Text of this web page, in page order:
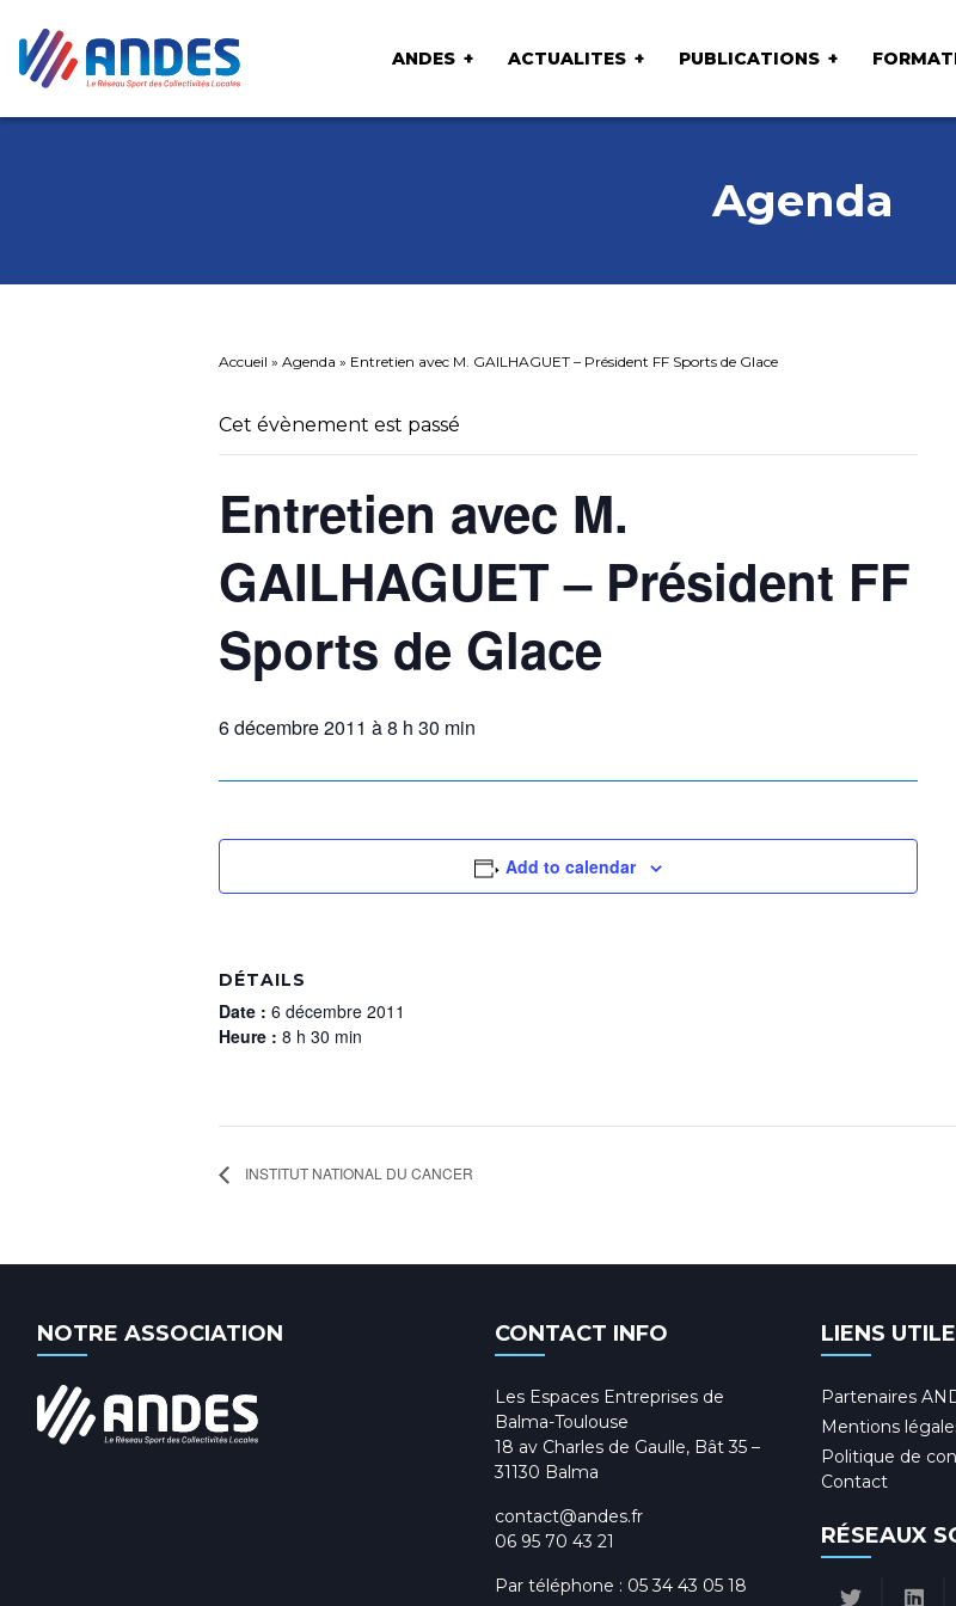
ANDES ACTUALITES PUBLICATIONS
Agenda
Accueil » Agenda » Entretien avec M. GAILHAGUET – Président FF Sports de Glace
Cet évènement est passé
Entretien avec M.
GAILHAGUET – Président FF
Sports de Glace
6 décembre 2011 à 8 h 30 min
Add to calendar
DÉTAILS
Date : 6 décembre 2011
Heure : 8 h 30 min
INSTITUT NATIONAL DU CANCER
NOTRE ASSOCIATION CONTACT INFO
Les Espaces Entreprises de
Balma-Toulouse
18 av Charles de Gaulle, Bât 35 –
31130 Balma
contact@andes.fr
06 95 70 43 21
Par téléphone : 05 34 43 05 18
LIENS
Partenaires
Mentions
Politique de
Contact
RÉSEAUX